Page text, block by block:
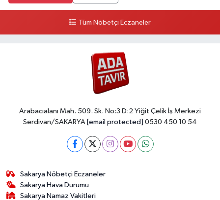
Tüm Nöbetçi Eczaneler
Arabacıalanı Mah. 509. Sk. No:3 D:2 Yiğit Çelik İş Merkezi
Serdivan/SAKARYA [email protected] 0530 450 10 54
Sakarya Nöbetçi Eczaneler
Sakarya Hava Durumu
Sakarya Namaz Vakitleri